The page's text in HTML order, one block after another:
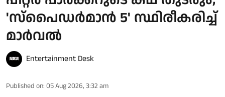
'സ്‌പൈഡർമാൻ 5' സ്ഥിരീകരിച്ച്
മാർവൽ
Entertainment Desk
Published on: 05 Aug 2026, 3:32 am